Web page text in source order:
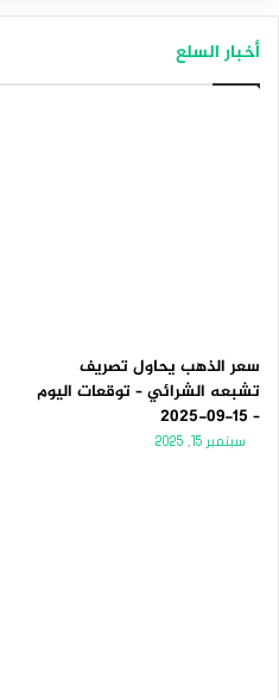
أخبار السلع
سعر الذهب يحاول تصريف
تشبعه الشرائي – توقعات اليوم
– 15-09-2025
سبتمبر 15, 2025